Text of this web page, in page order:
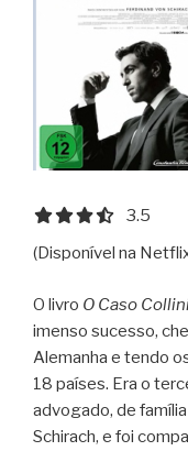
3.5 out
3.5
(Disponível na
O livro O Caso
imenso sucesso,
Alemanha e tendo
18 países. Era o
advogado, de
Schirach, e foi